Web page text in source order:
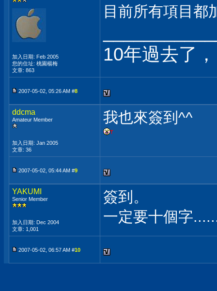
加入日期: Feb 2005
您的住址: 桃園楊梅
文章: 863
目前所有項目都
10年過去了
2007-05-02, 05:26 AM #8
ddcma
Amateur Member
加入日期: Jan 2005
文章: 36
我也來簽到^^
2007-05-02, 05:44 AM #9
YAKUMI
Senior Member
加入日期: Dec 2004
文章: 1,001
簽到。
一定要十個字
2007-05-02, 06:57 AM #10